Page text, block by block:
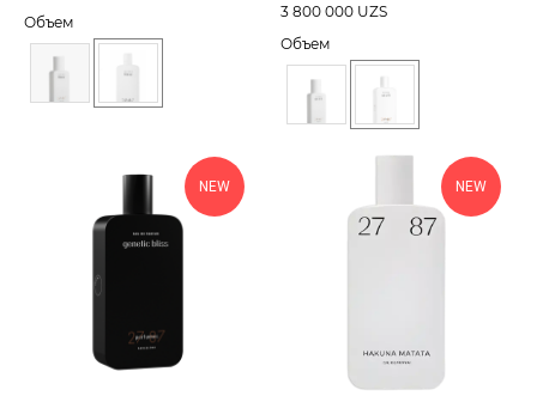
Объем
3 800 000 UZS
Объем
NEW NEW